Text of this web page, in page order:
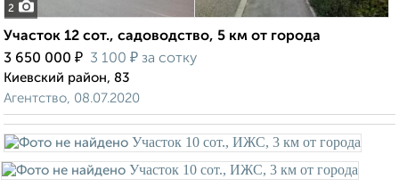
2
Участок 12 сот., садоводство, 5 км от города
3 650 000 ₽ 3 100 ₽ за сотку
Киевский район, 83
Агентство, 08.07.2020